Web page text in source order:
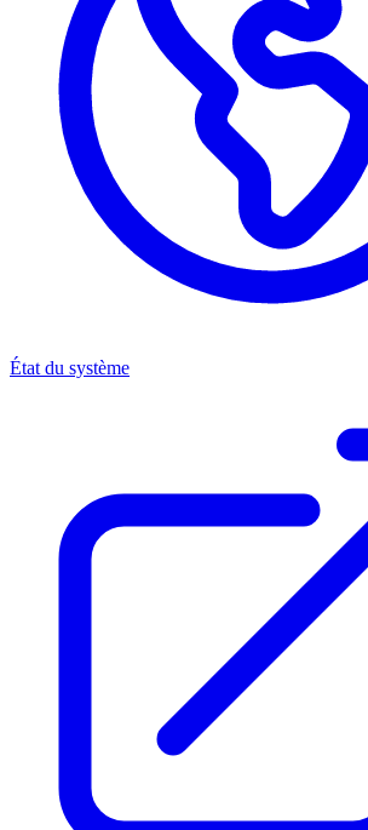
État du système